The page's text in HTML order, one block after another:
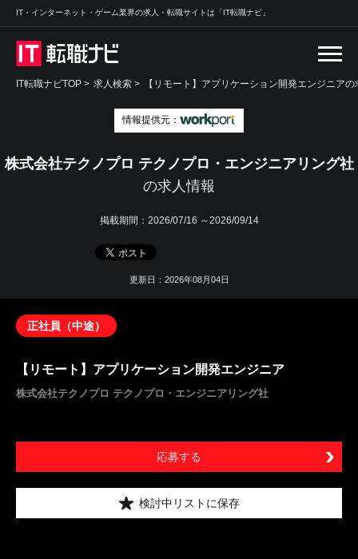
IT・インターネット・ゲーム業界の求人・転職サイトは「IT転職ナビ」
IT転職ナビTOP > 求人検索 > 【リモート】アプリケーション開発エンジニア
情報提供元：
株式会社テクノプロ テクノプロ・エンジニアリング社
の求人情報
掲載期間： 2026/07/16 ～2026/09/14
更新日：2026年08月04日
正社員（中途）
【リモート】アプリケーション開発エンジニア
株式会社テクノプロ テクノプロ・エンジニアリング社
応募する
検討中リストに保存